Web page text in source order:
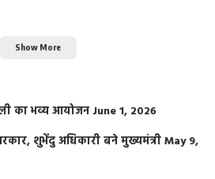
Show More
का भव्य आयोजन June 1, 2026
शुभेंदु अधिकारी बने मुख्यमंत्रीMay 9,